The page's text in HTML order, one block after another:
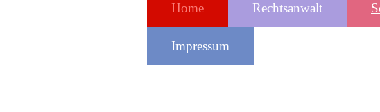
Home Rechtsanwalt
Impressum